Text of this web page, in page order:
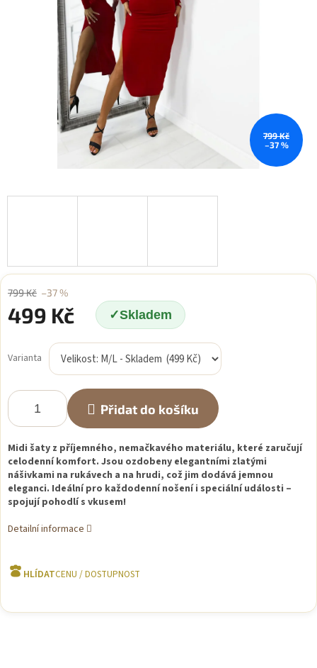
799 Kč
–37 %
799 Kč –37 %
499 Kč Skladem
cena:
Varianta
Přidat do košíku
Midi šaty z příjemného, nemačkavého materiálu, které zaručují
celodenní komfort. Jsou ozdobeny elegantními zlatými
nášivkami na rukávech a na hrudi, což jim dodává jemnou
eleganci. Ideální pro každodenní nošení i speciální události –
spojují pohodlí s vkusem!
Detailní informace
HLÍDAT